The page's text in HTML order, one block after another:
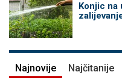
Konjic na
Najnovije Najčitanije